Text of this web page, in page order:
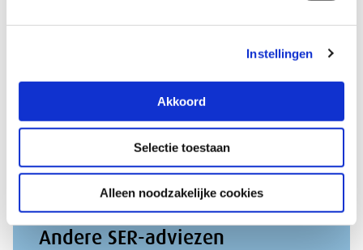
Instellingen
Akkoord
Selectie toestaan
Alleen noodzakelijke cookies
Zicht op: magazine artikelen
Europa op een keerpunt
Waarom hebben we Europa nodig?
De sociaaleconomische gevolgen van de Oekraïne-
oorlog: alles wordt duurder
Andere SER-adviezen